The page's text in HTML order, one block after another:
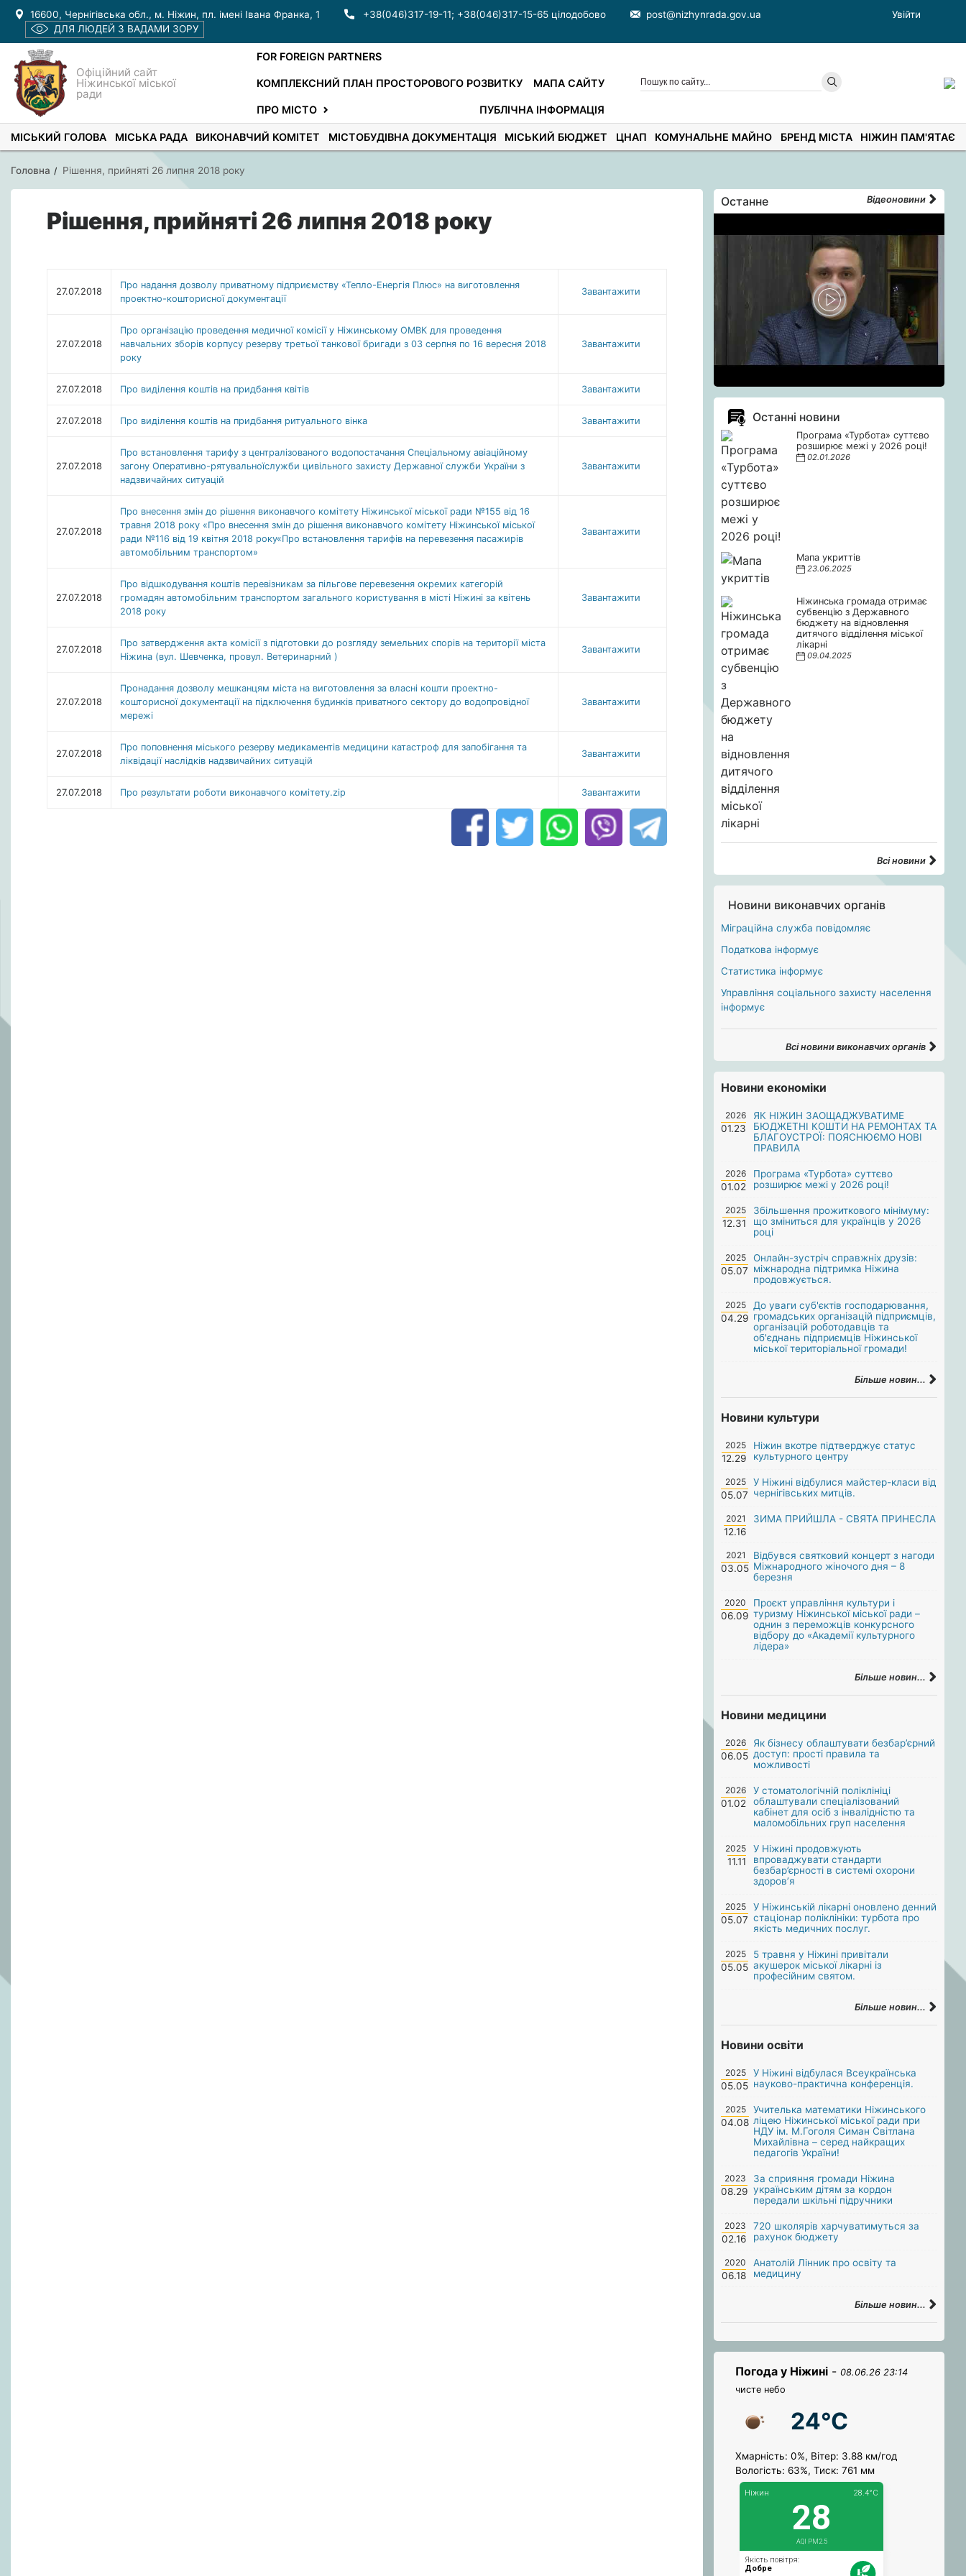
16600, Чернігівська обл., м. Ніжин, пл. імені Івана Франка, 1 +38(046)317-19-11; +38(046)317-15-65 цілодобово post@nizhynrada.gov.ua
Увійти
ДЛЯ ЛЮДЕЙ З ВАДАМИ ЗОРУ
Офіційний сайт
Ніжинської міської
ради
FOR FOREIGN PARTNERS
КОМПЛЕКСНИЙ ПЛАН ПРОСТОРОВОГО РОЗВИТКУ МАПА САЙТУ
ПРО МІСТО ПУБЛІЧНА ІНФОРМАЦІЯ
МІСЬКИЙ ГОЛОВА МІСЬКА РАДА ВИКОНАВЧИЙ КОМІТЕТ МІСТОБУДІВНА ДОКУМЕНТАЦІЯ МІСЬКИЙ БЮДЖЕТ ЦНАП КОМУНАЛЬНЕ МАЙНО БРЕНД МІСТА НІЖИН ПАМ'ЯТАЄ
Головна Рішення, прийняті 26 липня 2018 року
Рішення, прийняті 26 липня 2018 року
27.07.2018
Про надання дозволу приватному підприємству «Тепло-Енергія Плюс» на виготовлення
проектно-кошторисної документації
Завантажити
27.07.2018
Про організацію проведення медичної комісії у Ніжинському ОМВК для проведення
навчальних зборів корпусу резерву третьої танкової бригади з 03 серпня по 16 вересня 2018
року
Завантажити
27.07.2018 Про виділення коштів на придбання квітів Завантажити
27.07.2018 Про виділення коштів на придбання ритуального вінка Завантажити
27.07.2018
Про встановлення тарифу з централізованого водопостачання Спеціальному авіаційному
загону Оперативно-рятувальноїслужби цивільного захисту Державної служби України з
надзвичайних ситуацій
Завантажити
27.07.2018
Про внесення змін до рішення виконавчого комітету Ніжинської міської ради №155 від 16
травня 2018 року «Про внесення змін до рішення виконавчого комітету Ніжинської міської
ради №116 від 19 квітня 2018 року«Про встановлення тарифів на перевезення пасажирів
автомобільним транспортом»
Завантажити
27.07.2018
Про відшкодування коштів перевізникам за пільгове перевезення окремих категорій
громадян автомобільним транспортом загального користування в місті Ніжині за квітень
2018 року
Завантажити
27.07.2018
Про затвердження акта комісії з підготовки до розгляду земельних спорів на території міста
Ніжина (вул. Шевченка, провул. Ветеринарний )
Завантажити
27.07.2018
Пронадання дозволу мешканцям міста на виготовлення за власні кошти проектно-
кошторисної документації на підключення будинків приватного сектору до водопровідної
мережі
Завантажити
27.07.2018
Про поповнення міського резерву медикаментів медицини катастроф для запобігання та
ліквідації наслідків надзвичайних ситуацій
Завантажити
27.07.2018 Про результати роботи виконавчого комітету.zip Завантажити
Останне Відеоновини
Останні новини
Програма «Турбота» суттєво
розширює межі у 2026 році!
02.01.2026
Мапа укриттів
23.06.2025
Ніжинська громада отримає
субвенцію з Державного
бюджету на відновлення
дитячого відділення міської
лікарні
09.04.2025
Всі новини
Новини виконавчих органів
Міграційна служба повідомляє
Податкова інформує
Статистика інформує
Управління соціального захисту населення
інформує
Всі новини виконавчих органів
Новини економіки
2026
01.23
ЯК НІЖИН ЗАОЩАДЖУВАТИМЕ
БЮДЖЕТНІ КОШТИ НА РЕМОНТАХ ТА
БЛАГОУСТРОЇ: ПОЯСНЮЄМО НОВІ
ПРАВИЛА
2026
01.02
Програма «Турбота» суттєво
розширює межі у 2026 році!
2025
12.31
Збільшення прожиткового мінімуму:
що зміниться для українців у 2026
році
2025
05.07
Онлайн-зустріч справжніх друзів:
міжнародна підтримка Ніжина
продовжується.
2025
04.29
До уваги суб'єктів господарювання,
громадських організацій підприємців,
організацій роботодавців та
об'єднань підприємців Ніжинської
міської територіальної громади!
Більше новин...
Новини культури
2025
12.29
Ніжин вкотре підтверджує статус
культурного центру
2025
05.07
У Ніжині відбулися майстер-класи від
чернігівських митців.
2021
12.16
ЗИМА ПРИЙШЛА - СВЯТА ПРИНЕСЛА
2021
03.05
Відбувся святковий концерт з нагоди
Міжнародного жіночого дня – 8
березня
2020
06.09
Проєкт управління культури і
туризму Ніжинської міської ради –
однин з переможців конкурсного
відбору до «Академії культурного
лідера»
Більше новин...
Новини медицини
2026
06.05
Як бізнесу облаштувати безбар’єрний
доступ: прості правила та
можливості
2026
01.02
У стоматологічній поліклініці
облаштували спеціалізований
кабінет для осіб з інвалідністю та
маломобільних груп населення
2025
11.11
У Ніжині продовжують
впроваджувати стандарти
безбар’єрності в системі охорони
здоров’я
2025
05.07
У Ніжинській лікарні оновлено денний
стаціонар поліклініки: турбота про
якість медичних послуг.
2025
05.05
5 травня у Ніжині привітали
акушерок міської лікарні із
професійним святом.
Більше новин...
Новини освіти
2025
05.05
У Ніжині відбулася Всеукраїнська
науково-практична конференція.
2025
04.08
Учителька математики Ніжинського
ліцею Ніжинської міської ради при
НДУ ім. М.Гоголя Симан Світлана
Михайлівна – серед найкращих
педагогів України!
2023
08.29
За сприяння громади Ніжина
українським дітям за кордон
передали шкільні підручники
2023
02.16
720 школярів харчуватимуться за
рахунок бюджету
2020
06.18
Анатолій Лінник про освіту та
медицину
Більше новин...
Погода у Ніжині - 08.06.26 23:14
чисте небо
24°C
Хмарність: 0%, Вітер: 3.88 км/год
Вологість: 63%, Тиск: 761 мм